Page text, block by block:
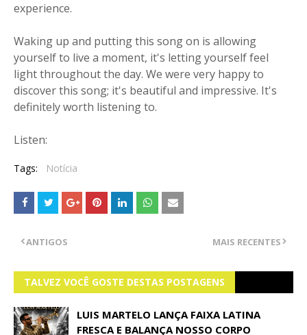
experience.
Waking up and putting this song on is allowing
yourself to live a moment, it's letting yourself feel
light throughout the day. We were very happy to
discover this song; it's beautiful and impressive. It's
definitely worth listening to.
Listen:
Tags: Notícia
MAIS RECENTES
ANTIGOS
TALVEZ VOCÊ GOSTE DESTAS POSTAGENS
LUIS MARTELO LANÇA FAIXA LATINA
FRESCA E BALANÇA NOSSO CORPO